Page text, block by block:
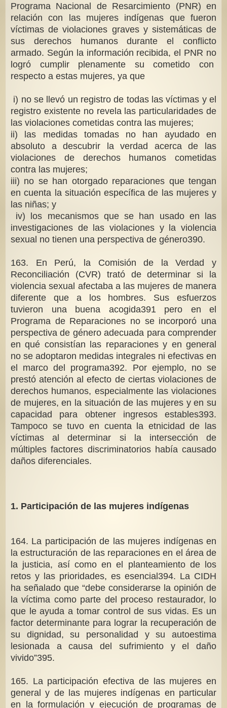
Programa Nacional de Resarcimiento (PNR) en
relación con las mujeres indígenas que fueron
víctimas de violaciones graves y sistemáticas de
sus derechos humanos durante el conflicto
armado. Según la información recibida, el PNR no
logró cumplir plenamente su cometido con
respecto a estas mujeres, ya que
i) no se llevó un registro de todas las víctimas y el
registro existente no revela las particularidades de
las violaciones cometidas contra las mujeres;
ii) las medidas tomadas no han ayudado en
absoluto a descubrir la verdad acerca de las
violaciones de derechos humanos cometidas
contra las mujeres;
iii) no se han otorgado reparaciones que tengan
en cuenta la situación específica de las mujeres y
las niñas; y
iv) los mecanismos que se han usado en las
investigaciones de las violaciones y la violencia
sexual no tienen una perspectiva de género390.
163. En Perú, la Comisión de la Verdad y
Reconciliación (CVR) trató de determinar si la
violencia sexual afectaba a las mujeres de manera
diferente que a los hombres. Sus esfuerzos
tuvieron una buena acogida391 pero en el
Programa de Reparaciones no se incorporó una
perspectiva de género adecuada para comprender
en qué consistían las reparaciones y en general
no se adoptaron medidas integrales ni efectivas en
el marco del programa392. Por ejemplo, no se
prestó atención al efecto de ciertas violaciones de
derechos humanos, especialmente las violaciones
de mujeres, en la situación de las mujeres y en su
capacidad para obtener ingresos estables393.
Tampoco se tuvo en cuenta la etnicidad de las
víctimas al determinar si la intersección de
múltiples factores discriminatorios había causado
daños diferenciales.
1. Participación de las mujeres indígenas
164. La participación de las mujeres indígenas en
la estructuración de las reparaciones en el área de
la justicia, así como en el planteamiento de los
retos y las prioridades, es esencial394. La CIDH
ha señalado que “debe considerarse la opinión de
la víctima como parte del proceso restaurador, lo
que le ayuda a tomar control de sus vidas. Es un
factor determinante para lograr la recuperación de
su dignidad, su personalidad y su autoestima
lesionada a causa del sufrimiento y el daño
vivido”395.
165. La participación efectiva de las mujeres en
general y de las mujeres indígenas en particular
en la formulación y ejecución de programas de